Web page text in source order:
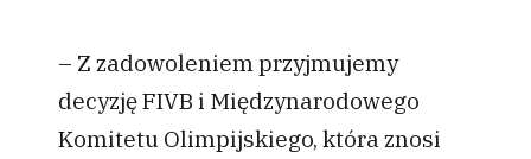
– Z zadowoleniem przyjmujemy
decyzję FIVB i Międzynarodowego
Komitetu Olimpijskiego, która znosi